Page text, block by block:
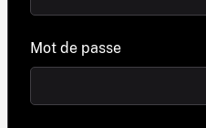
Mot de passe